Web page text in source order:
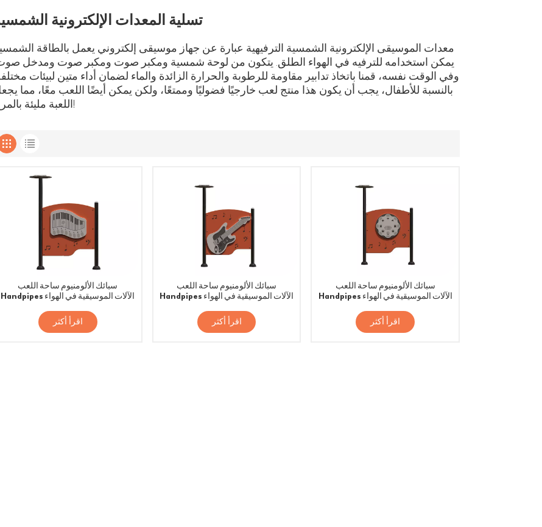
تسلية المعدات الإلكترونية
معدات الموسيقى الإلكترونية الشمسية الترفيهية عبارة عن جهاز موسيقى إلكتروني يعمل بالطاقة
يمكن استخدامه للترفيه في الهواء الطلق. يتكون من لوحة شمسية ومكبر صوت ومكبر صوت ومدخل
وفي الوقت نفسه، قمنا باتخاذ تدابير مقاومة للرطوبة والحرارة الزائدة والماء لضمان أداء متين لبيئات
بالنسبة للأطفال، يجب أن يكون هذا منتج لعب خارجيًا فضوليًا وممتعًا، ولكن يمكن أيضًا اللعب معًا، مما
اللعبة مليئة بالمرح!
سبائك الألومنيوم ساحة اللعب
Handpipes الآلات الموسيقية في الهواء
اقرأ أكثر
سبائك الألومنيوم ساحة اللعب
Handpipes الآلات الموسيقية في الهواء
اقرأ أكثر
سبائك الألومنيوم ساحة اللعب
Handpipes الآلات الموسيقية في الهواء
اقرأ أكثر